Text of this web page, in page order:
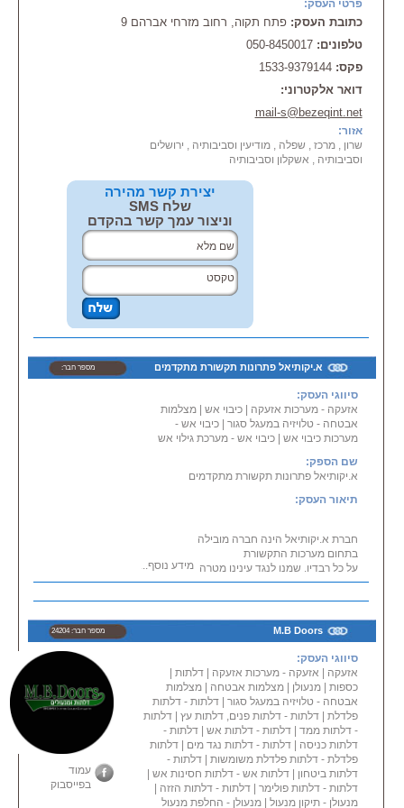
-מערכותגילוי אש ועשן
- שרותי מוקד אבטחה
ביממה.
קהל יעד: פרטי, ציבורי, ממלכתי
ועסקי
פרטי העסק:
כתובת העסק:פתח תקוה, רחוב מזרחי אברהם 9
טלפונים:050-8450017
פקס:1533-9379144
דואר אלקטרוני:
mail-s@bezeqint.net
אזור:
שרון , מרכז , שפלה , מודיעין וסביבותיה , ירושלים
וסביבותיה , אשקלון וסביבותיה
יצירת קשר מהירה
שלח SMS
וניצור עמך קשר בהקדם
א.יקותיאל פתרונות תקשורת מתקדמים מספר חבר:
סיווגי העסק:
אזעקה - מערכות אזעקה
כיבוי אש| מצלמות
אבטחה - טלויזיה במעגל סגור| כיבוי אש -
מערכות כיבוי אש| כיבוי אש - מערכת גילוי אש
שם הספק:
א.יקותיאל פתרונות תקשורת מתקדמים
תיאור העסק:
חברת א.יקותיאל הינה חברה מובילה
בתחום מערכות התקשורת
על כל רבדיו. שמנו לנגד עינינו מטרה
ברורה - אספקת פתרונות
אנו מספקים מכלול שירותים מקיף על
מנת לספק קשת רחבה
של שירותים לפני התקנת הציוד,
במהלך ההתקנה ולאחריו.
שירותינו כוללים פתרונות במגוון
תחומי מערכות התקשורת לצד
ייעוץ אישי וניהול פרויקטים ייחודים
בהתאם לדרישות הלקוח.
חברת א.יקותיאל מעסיקה אנשי
מקצוע מומחים אשר מצטיינים
בתחומי השירותים אותם אנו
מספקים. החברה מציעה פתרונות
מידע נוסף...
M.B Doors מספר חבר: 24204
סיווגי העסק:
אזעקה
אזעקה - מערכות אזעקה דלתות|
כספות| מנעולן מצלמות אבטחה
מצלמות
אבטחה - טלויזיה במעגל סגור| דלתות - דלתות
פלדלת| דלתות - דלתות פנים, דלתות עץ| דלתות
- דלתות ממד| דלתות - דלתות אש| דלתות -
דלתות כניסה
דלתות - דלתות נגד מים
דלתות
פלדלת - דלתות פלדלת משומשות| דלתות -
דלתות ביטחון
דלתות אש - דלתות חסינות אש|
דלתות - דלתות פולימר| דלתות - דלתות הזזה
מנעולן - תיקון מנעול| מנעולן - החלפת מנעול
עמוד
בפייסבוק